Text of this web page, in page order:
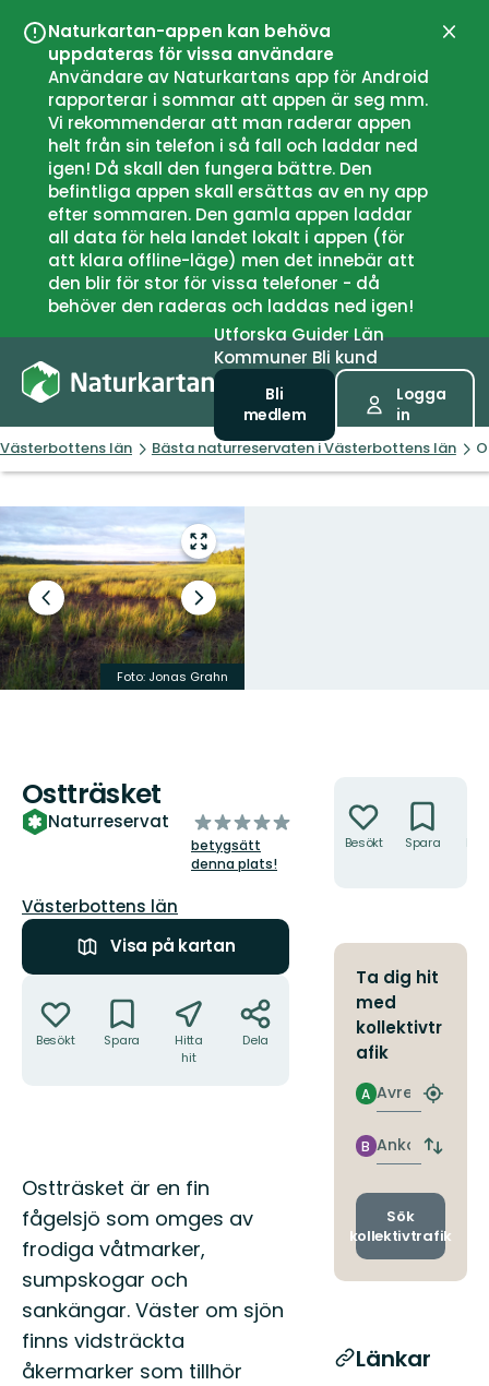
Naturkartan-appen kan behöva
uppdateras för vissa användare
Användare av Naturkartans app för Android
rapporterar i sommar att appen är seg mm.
Vi rekommenderar att man raderar appen
helt från sin telefon i så fall och laddar ned
igen! Då skall den fungera bättre. Den
befintliga appen skall ersättas av en ny app
efter sommaren. Den gamla appen laddar
all data för hela landet lokalt i appen (för
att klara offline-läge) men det innebär att
den blir för stor för vissa telefoner - då
behöver den raderas och laddas ned igen!
UtforskaGuiderLän
Kommuner Bli kund
Bli
medlem
Logga
in
Västerbottens län Bästa naturreservaten i Västerbottens län
Gå
till
helskärmsläge
Föregående
bild
Nästa
bildspel
Foto: Jonas Grahn
Ostträsket
Naturreservat
av
5
stjärnor
betygsätt
denna plats!
Län:
Västerbottens län
Visa på kartan
Besökt Spara
Hitta
hit
Dela
Beskrivning
Ostträsket är en fin
fågelsjö som omges av
frodiga våtmarker,
sumpskogar och
sankängar. Väster om sjön
finns vidsträckta
åkermarker som tillhör
Besökt Spara
Ta dig hit
med
kollektivtr
afik
Avresa
A
Hitta
Ankomst
B
Byt
och
Sök
kollektivtrafik
Länkar